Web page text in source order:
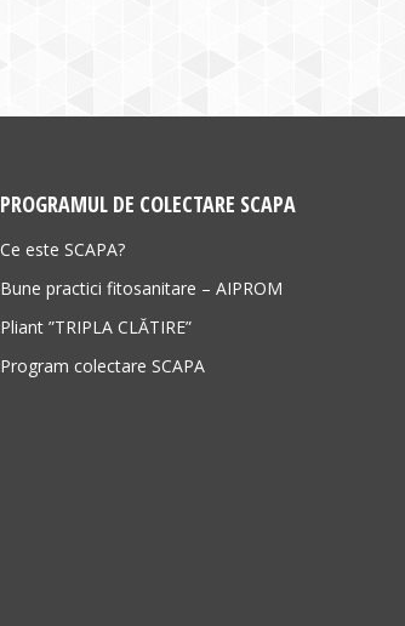
PROGRAMUL DE COLECTARE SCAPA
Ce este SCAPA?
Bune practici fitosanitare – AIPROM
Pliant ”TRIPLA CLĂTIRE”
Program colectare SCAPA